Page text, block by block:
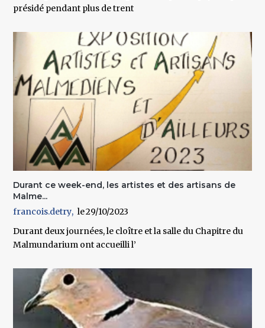
présidé pendant plus de trent
Durant ce week-end, les artistes et des artisans de
Malme...
francois.detry
29/10/2023
Durant deux journées, le cloître et la salle du Chapitre du
Malmundarium ont accueilli l’